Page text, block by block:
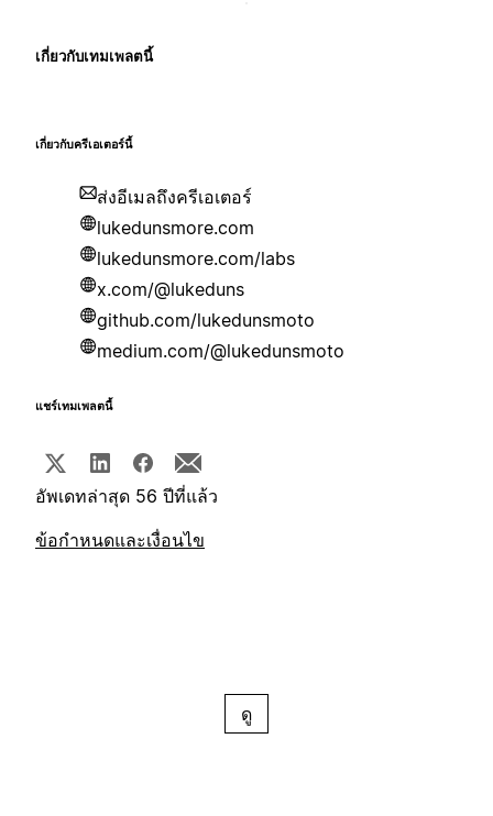
เกี่ยวกับเทมเพลตนี้
เกี่ยวกับครีเอเตอร์นี้
ส่งอีเมลถึงครีเอเตอร์
lukedunsmore.com
lukedunsmore.com/labs
x.com/@lukeduns
github.com/lukedunsmoto
medium.com/@lukedunsmoto
แชร์เทมเพลตนี้
อัพเดทล่าสุด 56 ปีที่แล้ว
ข้อกำหนดและเงื่อนไข
ดู